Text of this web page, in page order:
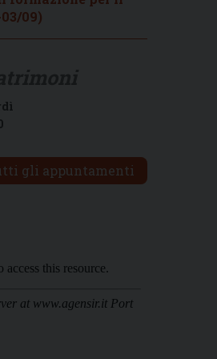
09)
gli appuntamenti